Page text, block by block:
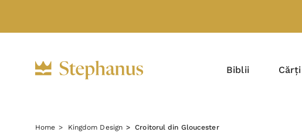
Biblii Cărți
Home Kingdom Design Croitorul din Gloucester